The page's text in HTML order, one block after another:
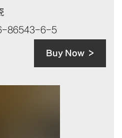
86543-6-5
Buy Now